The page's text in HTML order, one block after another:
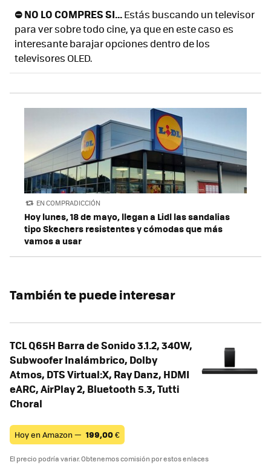
⛔ NO LO COMPRES SI...Estás buscando un televisor
para ver sobre todo cine, ya que en este caso es
interesante barajar opciones dentro de los
televisores OLED.
EN COMPRADICCIÓN
Hoy lunes, 18 de mayo, llegan a Lidl las sandalias
tipo Skechers resistentes y cómodas que más
vamos a usar
También te puede interesar
TCL Q65H Barra de Sonido 3.1.2, 340W,
Subwoofer Inalámbrico, Dolby
Atmos, DTS Virtual:X, Ray Danz, HDMI
eARC, AirPlay 2, Bluetooth 5.3, Tutti
Choral
Hoy en Amazon — 199,00€
El precio podría variar. Obtenemos comisión por estos enlaces